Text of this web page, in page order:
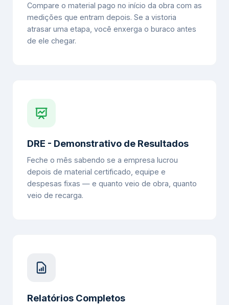
Compare o material pago no início da obra com as
medições que entram depois. Se a vistoria
atrasar uma etapa, você enxerga o buraco antes
de ele chegar.
DRE - Demonstrativo de Resultados
Feche o mês sabendo se a empresa lucrou
depois de material certificado, equipe e
despesas fixas — e quanto veio de obra, quanto
veio de recarga.
Relatórios Completos